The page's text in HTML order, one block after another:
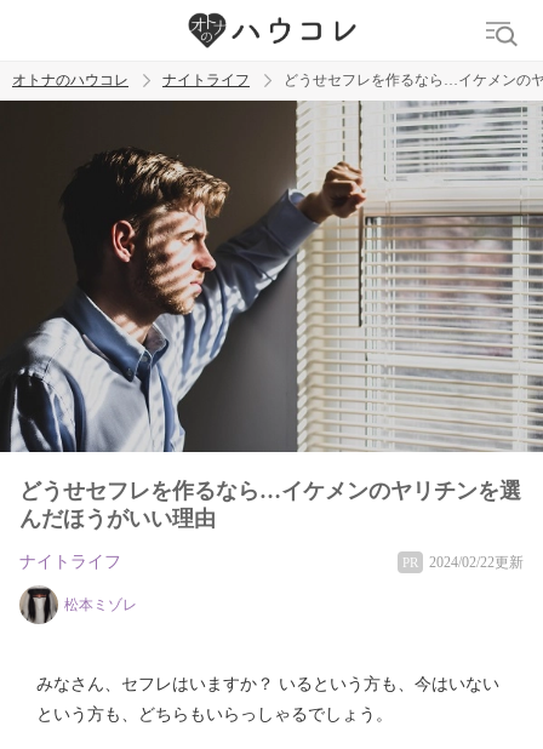
トレンド ワード
乳首 吸うやつ
オトナのハウコレ ナイトライフ どうせセフレを作るなら…イケメンの
どうせセフレを作るなら…イケメンのヤリチンを選
んだほうがいい理由
ナイトライフ PR 2024/02/22更新
松本ミゾレ
みなさん、セフレはいますか？ いるという方も、今はいない
という方も、どちらもいらっしゃるでしょう。